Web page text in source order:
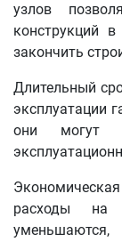
узлов
конструкций
закончить
Длительный
эксплуатации
они могут
расходы на